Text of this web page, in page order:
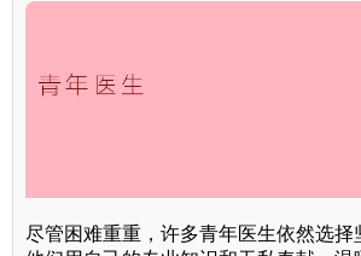
尽管困难重重，许多青年医生依然选择